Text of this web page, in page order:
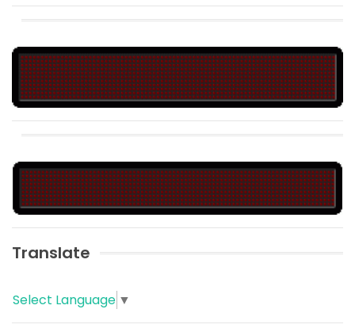
Translate
Select Language ▼